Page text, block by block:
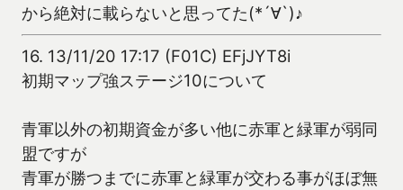
から絶対に載らないと思ってた(*´∀`)♪
16. 13/11/20 17:17 (F01C) EFjJYT8i
初期マップ強ステージ10について
青軍以外の初期資金が多い他に赤軍と緑軍が弱同
盟ですが
青軍が勝つまでに赤軍と緑軍が交わる事がほぼ無